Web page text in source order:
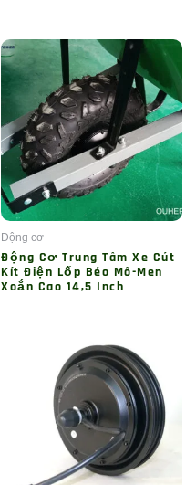
Động cơ
Động Cơ Trung Tâm Xe Cút
Kít Điện Lốp Béo Mô-Men
Xoắn Cao 14,5 Inch